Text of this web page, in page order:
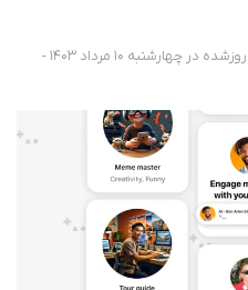
سه‌شنبه 9 مرداد 1403 - 09:56 - به‌روزشده در چهارشنبه 10 مرداد 1403 -